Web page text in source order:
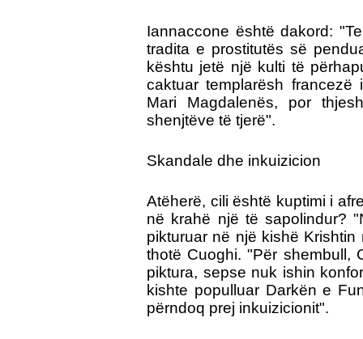
Iannaccone është dakord:
tradita e prostitutës së
kështu jetë një kulti të
caktuar templarësh
Mari Magdalenës, por
shenjtëve të tjerë".
Skandale dhe inkuizicion
Atëherë, cili është kuptimi i
në krahë një të sapolindur?
pikturuar në një kishë
thotë Cuoghi. "Për shembull,
piktura, sepse nuk ishin
kishte populluar Darkën e
përndoq prej inkuizicionit".